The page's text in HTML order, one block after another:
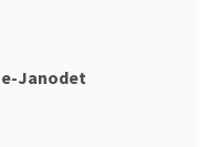
Janodet